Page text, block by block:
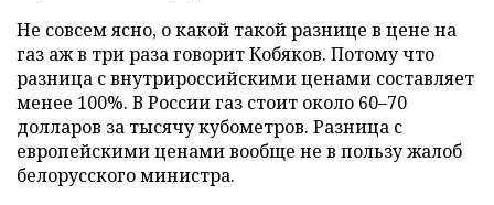
Не совсем ясно, о какой такой разнице в цене на
газ аж в три раза говорит Кобяков. Потому что
разница с внутрироссийскими ценами составляет
менее 100%. В России газ стоит около 60–70
долларов за тысячу кубометров. Разница с
европейскими ценами вообще не в пользу жалоб
белорусского министра.